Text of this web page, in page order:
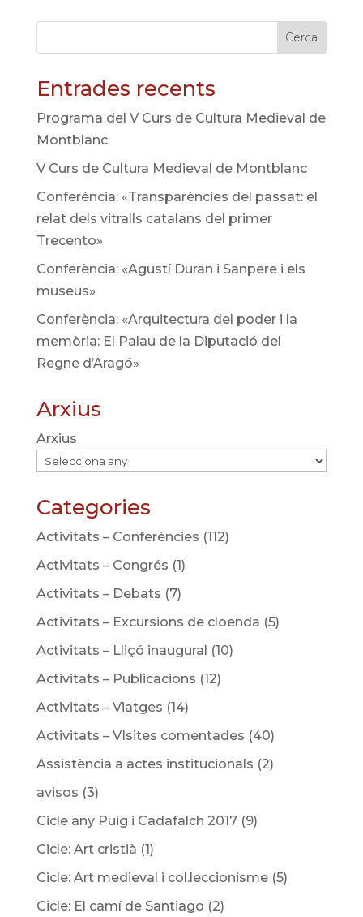
Cerca
Entrades recents
Programa del V Curs de Cultura Medieval de
Montblanc
V Curs de Cultura Medieval de Montblanc
Conferència: «Transparències del passat: el
relat dels vitralls catalans del primer
Trecento»
Conferència: «Agustí Duran i Sanpere i els
museus»
Conferència: «Arquitectura del poder i la
memòria: El Palau de la Diputació del
Regne d’Aragó»
Arxius
Arxius
Categories
Activitats – Conferències (112)
Activitats – Congrés (1)
Activitats – Debats (7)
Activitats – Excursions de cloenda (5)
Activitats – Lliçó inaugural (10)
Activitats – Publicacions (12)
Activitats – Viatges (14)
Activitats – VIsites comentades (40)
Assistència a actes institucionals (2)
avisos (3)
Cicle any Puig i Cadafalch 2017(9)
Cicle: Art cristià (1)
Cicle: Art medieval i col.leccionisme(5)
Cicle: El camí de Santiago (2)